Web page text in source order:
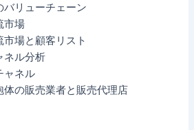
バリューチェーン
市場
市場と顧客リスト
ネル分析
ネル
の販売業者と販売代理店